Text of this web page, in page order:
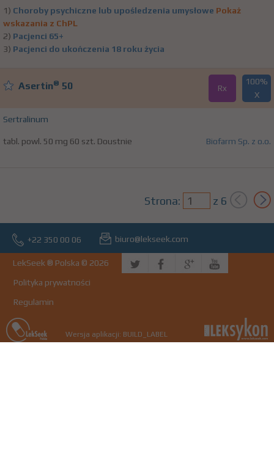
1) Choroby psychiczne lub upośledzenia umysłowe Pokaż
wskazania z ChPL
2) Pacjenci 65+
3) Pacjenci do ukończenia 18 roku życia
Asertin® 50 Rx
100%
X
Sertralinum
tabl. powl. 50 mg 60 szt. Doustnie Biofarm Sp. z o.o.
Strona: z 6
+22 350 00 06 biuro@lekseek.com
LekSeek ® Polska © 2026
Polityka prywatności
Regulamin
Wersja aplikacji: BUILD_LABEL